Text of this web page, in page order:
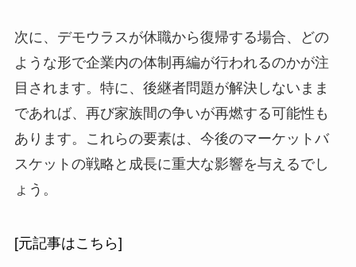
次に、デモウラスが休職から復帰する場合、どの
ような形で企業内の体制再編が行われるのかが注
目されます。特に、後継者問題が解決しないまま
であれば、再び家族間の争いが再燃する可能性も
あります。これらの要素は、今後のマーケットバ
スケットの戦略と成長に重大な影響を与えるでし
ょう。
[元記事はこちら]